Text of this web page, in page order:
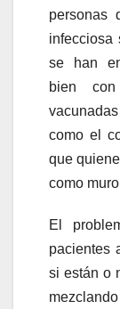
personas
infecciosa
se han
bien
como el
que
como
El
pacientes
si están o